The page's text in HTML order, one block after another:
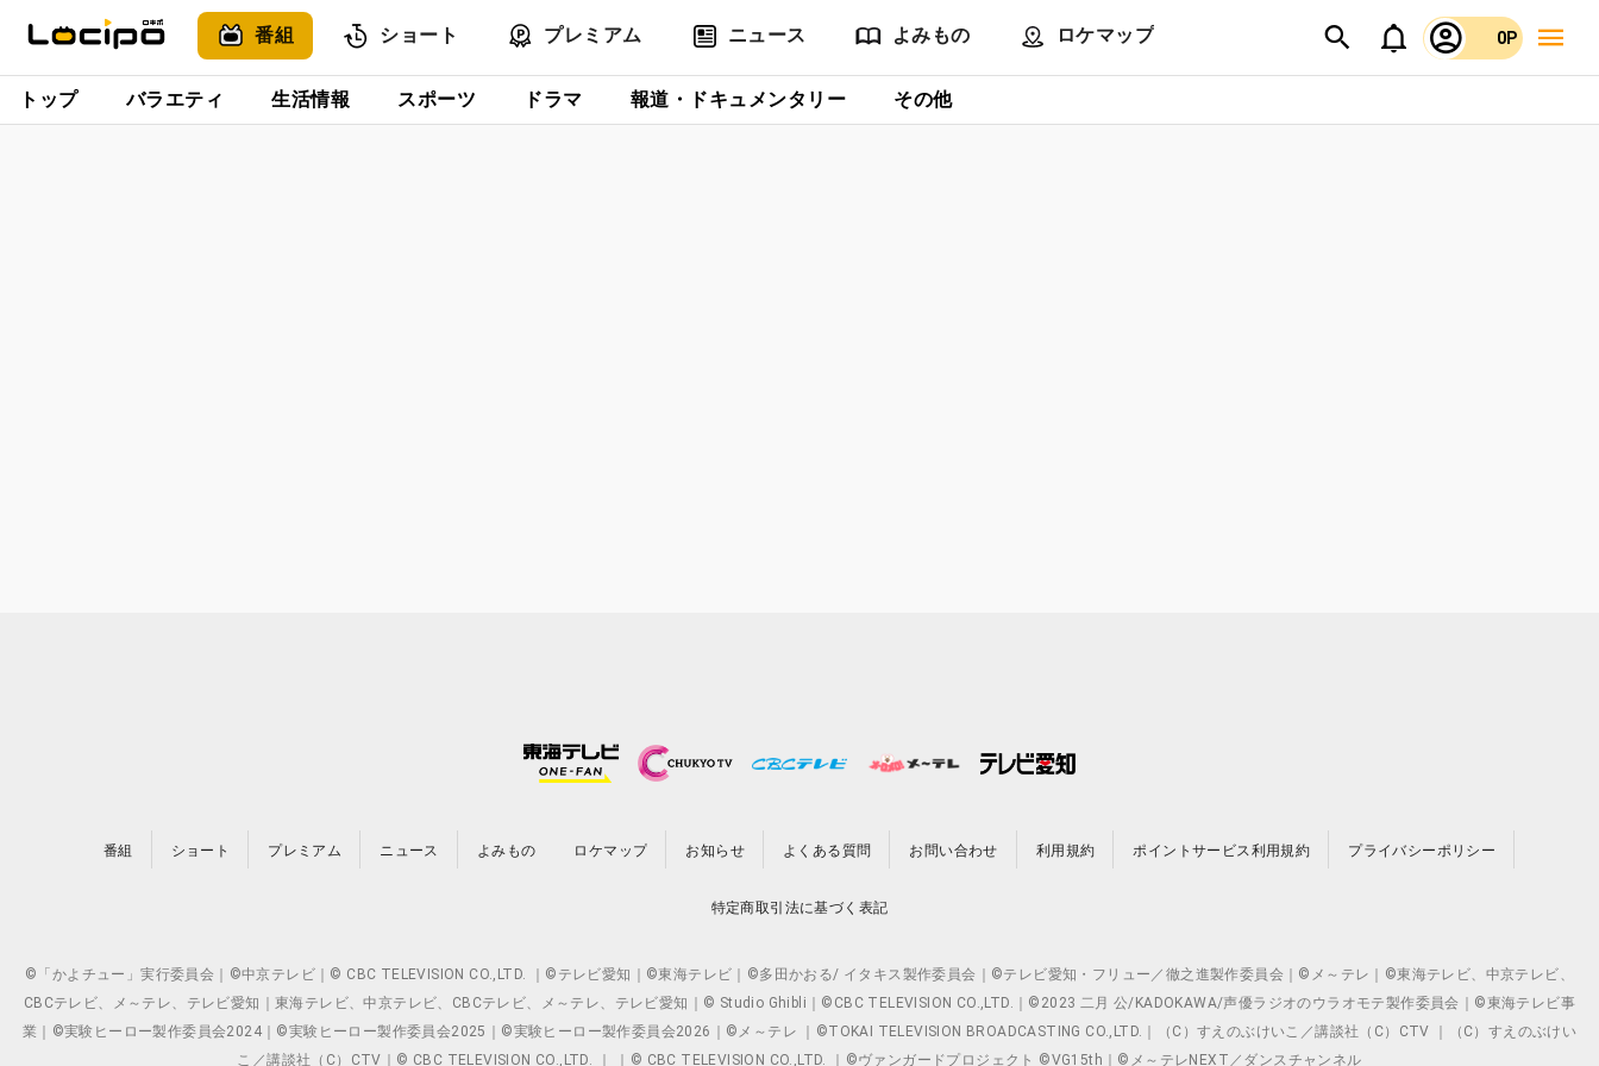
番組 ショート プレミアム ニュース よみもの ロケマップ 0P
トップ バラエティ 生活情報 スポーツ ドラマ 報道・ドキュメンタリー その他
番組 ショート プレミアム ニュース よみもの ロケマップ お知らせ よくある質問 お問い合わせ 利用規約 ポイントサービス利用規約 プライバシーポリシー
特定商取引法に基づく表記
©「かよチュー」実行委員会｜©中京テレビ｜© CBC TELEVISION CO.,LTD. ｜©テレビ愛知｜©東海テレビ｜©多田かおる/ イタキス製作委員会｜©テレビ愛知・フリュー／徹之進製作委員会｜©メ～テレ｜©東海テレビ、中京テレビ、
CBCテレビ、メ～テレ、テレビ愛知｜東海テレビ、中京テレビ、CBCテレビ、メ～テレ、テレビ愛知｜© Studio Ghibli｜©CBC TELEVISION CO.,LTD.｜©2023 二月 公/KADOKAWA/声優ラジオのウラオモテ製作委員会｜©東海テレビ事
業｜©実験ヒーロー製作委員会2024｜©実験ヒーロー製作委員会2025｜©実験ヒーロー製作委員会2026｜©メ～テレ ｜©TOKAI TELEVISION BROADCASTING CO.,LTD.｜（C）すえのぶけいこ／講談社（C）CTV ｜（C）すえのぶけい
こ／講談社（C）CTV｜© CBC TELEVISION CO.,LTD. ｜ ｜© CBC TELEVISION CO.,LTD. ｜©ヴァンガードプロジェクト ©VG15th｜©メ～テレNEXT／ダンスチャンネル